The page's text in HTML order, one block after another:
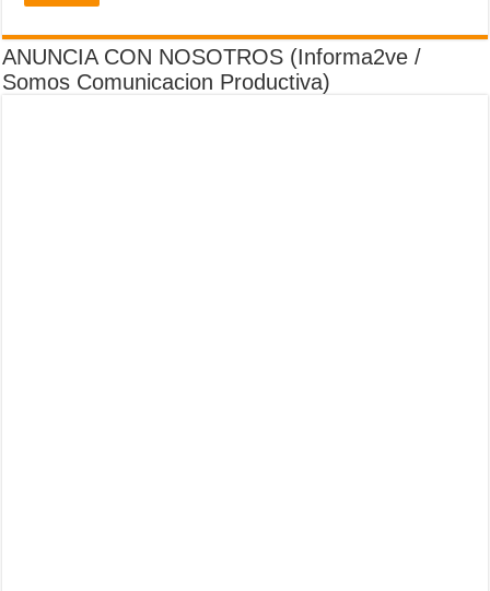
ANUNCIA CON NOSOTROS (Informa2ve /
Somos Comunicacion Productiva)